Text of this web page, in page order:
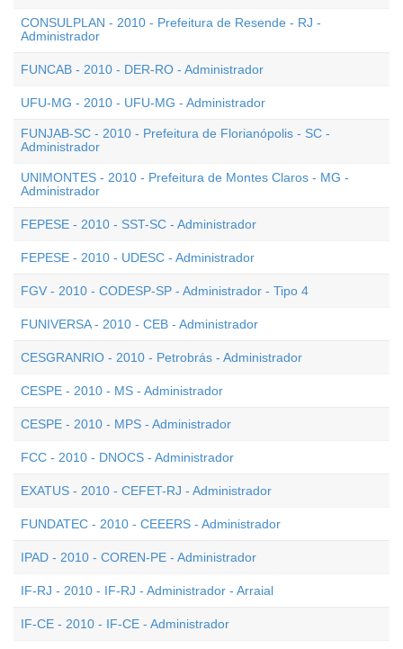
CONSULPLAN - 2010 - Prefeitura de Resende - RJ -
Administrador
FUNCAB - 2010 - DER-RO - Administrador
UFU-MG - 2010 - UFU-MG - Administrador
FUNJAB-SC - 2010 - Prefeitura de Florianópolis - SC -
Administrador
UNIMONTES - 2010 - Prefeitura de Montes Claros - MG -
Administrador
FEPESE - 2010 - SST-SC - Administrador
FEPESE - 2010 - UDESC - Administrador
FGV - 2010 - CODESP-SP - Administrador - Tipo 4
FUNIVERSA - 2010 - CEB - Administrador
CESGRANRIO - 2010 - Petrobrás - Administrador
CESPE - 2010 - MS - Administrador
CESPE - 2010 - MPS - Administrador
FCC - 2010 - DNOCS - Administrador
EXATUS - 2010 - CEFET-RJ - Administrador
FUNDATEC - 2010 - CEEERS - Administrador
IPAD - 2010 - COREN-PE - Administrador
IF-RJ - 2010 - IF-RJ - Administrador - Arraial
IF-CE - 2010 - IF-CE - Administrador